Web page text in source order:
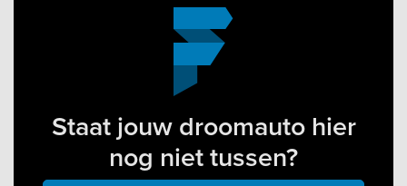
Staat jouw droomauto hier
nog niet tussen?